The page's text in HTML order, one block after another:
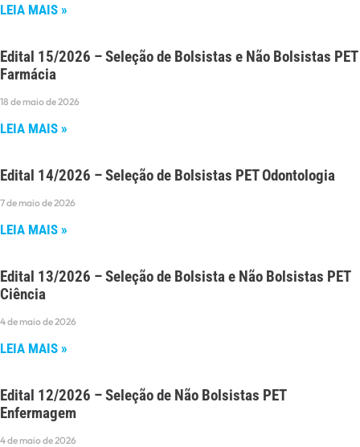
LEIA MAIS »
Edital 15/2026 – Seleção de Bolsistas e Não Bolsistas PET
Farmácia
18 de maio de 2026
LEIA MAIS »
Edital 14/2026 – Seleção de Bolsistas PET Odontologia
7 de maio de 2026
LEIA MAIS »
Edital 13/2026 – Seleção de Bolsista e Não Bolsistas PET
Ciência
4 de maio de 2026
LEIA MAIS »
Edital 12/2026 – Seleção de Não Bolsistas PET
Enfermagem
4 de maio de 2026